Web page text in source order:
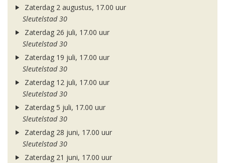
Zaterdag 2 augustus, 17.00 uur
Sleutelstad 30
Zaterdag 26 juli, 17.00 uur
Sleutelstad 30
Zaterdag 19 juli, 17.00 uur
Sleutelstad 30
Zaterdag 12 juli, 17.00 uur
Sleutelstad 30
Zaterdag 5 juli, 17.00 uur
Sleutelstad 30
Zaterdag 28 juni, 17.00 uur
Sleutelstad 30
Zaterdag 21 juni, 17.00 uur